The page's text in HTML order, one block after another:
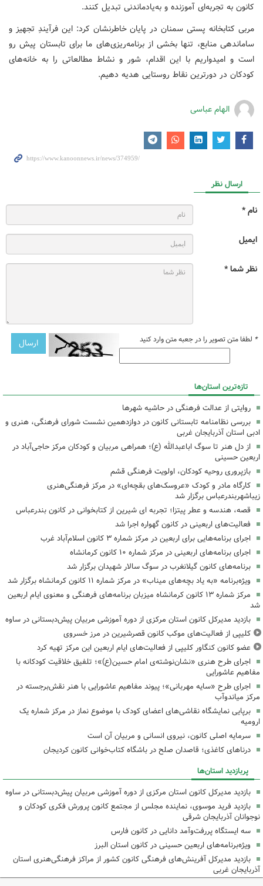
کانون به تجربه‌ای آموزنده و به‌یادماندنی تبدیل کنند.
مربی کتابخانه پستی سمنان در پایان خاطرنشان کرد: این فرآیندِ تجهیز و
ساماندهی منابع، تنها بخشی از برنامه‌ریزی‌های ما برای تابستان پیش رو
است و امیدواریم با این اقدام، شور و نشاط مطالعاتی را به خانه‌های
کودکان در دورترین نقاط روستایی هدیه دهیم.
الهام عباسی
ارسال نظر
نام *
ایمیل
نظر شما *
* لطفا متن تصویر را در جعبه متن وارد کنید
تازه‌ترین استان‌ها
روایتی از عدالت فرهنگی در حاشیه شهرها
بررسی نظامنامه تابستانی کانون در دوازدهمین نشست شورای فرهنگی، هنری و
ادبی استان آذربایجان غربی
از دل هنر تا سوگ اباعبدالله (ع)؛ همراهی مربیان و کودکان مرکز حاجی‌آباد در
اربعین حسینی
بازپروری روحیه کودکان، اولویت فرهنگی قشم
کارگاه مادر و کودک «عروسک‌های بقچه‌ای» در مرکز فرهنگی‌هنری
زیباشهربندرعباس برگزار شد
قصه، هندسه و عطر پیتزا؛ تجربه ای شیرین از کتابخوانی در کانون بندرعباس
فعالیت‌های اربعینی در کانون گهواره اجرا شد
اجرای برنامه‌هایی برای اربعین در مرکز شماره ۳ کانون اسلام‌آباد غرب
اجرای برنامه‌های اربعینی در مرکز شماره ۱۰ کانون کرمانشاه
برنامه‌های کانون گیلانغرب در سوگ سالار شهیدان برگزار شد
ویژه‌برنامه «به یاد بچه‌های میناب» در مرکز شماره ۱۱ کانون کرمانشاه برگزار شد
مرکز شماره ۱۳ کانون کرمانشاه میزبان برنامه‌های فرهنگی و معنوی ایام اربعین
شد
بازدید مدیرکل کانون استان مرکزی از دوره آموزشی مربیان پیش‌دبستانی در ساوه
کلیپی از فعالیت‌های موکب کانون قصرشیرین در مرز خسروی
عضو کانون کنگاور کلیپی از فعالیت‌های ایام اربعین این مرکز تهیه کرد
اجرای طرح هنری «نشان‌نوشته‌ی امام حسین(ع)»؛ تلفیق خلاقیت کودکانه با
مفاهیم عاشورایی
اجرای طرح «سایه مهربانی»؛ پیوند مفاهیم عاشورایی با هنر نقش‌برجسته در
مرکز میاندوآب
برپایی نمایشگاه نقاشی‌های اعضای کودک با موضوع نماز در مرکز شماره یک
ارومیه
سرمایه اصلی کانون، نیروی انسانی و مربیان آن است
درناهای کاغذی؛ قاصدان صلح در باشگاه کتاب‌خوانی کانون کردیجان
پربازدید استان‌ها
بازدید مدیرکل کانون استان مرکزی از دوره آموزشی مربیان پیش‌دبستانی در ساوه
بازدید فرید موسوی، نماینده مجلس از مجتمع کانون پرورش فکری کودکان و
نوجوانان آذربایجان شرقی
سه ایستگاه پررفت‌وآمد دانایی در کانون فارس
ویژه‌برنامه‌های اربعین حسینی در کانون استان البرز
بازدید مدیرکل آفرینش‌های فرهنگی کانون کشور از مراکز فرهنگی‌هنری استان
آذربایجان غربی